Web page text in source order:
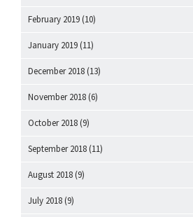
February 2019 (10)
January 2019 (11)
December 2018 (13)
November 2018 (6)
October 2018 (9)
September 2018 (11)
August 2018 (9)
July 2018 (9)